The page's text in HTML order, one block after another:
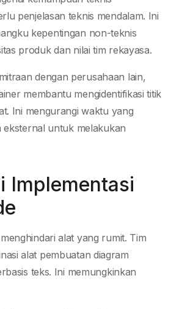
penjelasan teknis mendalam. Ini
kepentingan non-teknis
produk dan nilai tim rekayasa.
dengan perusahaan lain,
membantu mengidentifikasi titik
Ini mengurangi waktu yang
eksternal untuk melakukan
Implementasi
alat yang rumit. Tim
alat pembuatan diagram
teks. Ini memungkinkan